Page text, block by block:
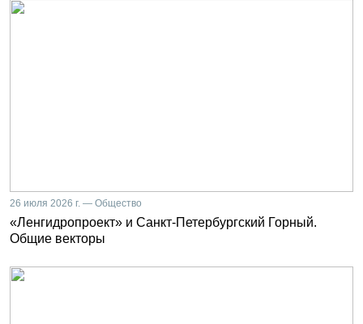
26 июля 2026 г. — Общество
«Ленгидропроект» и Санкт-Петербургский Горный.
Общие векторы